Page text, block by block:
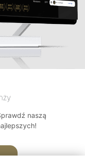
naszą